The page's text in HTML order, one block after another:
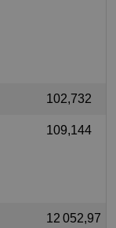
102,732
109,144
12 052,97